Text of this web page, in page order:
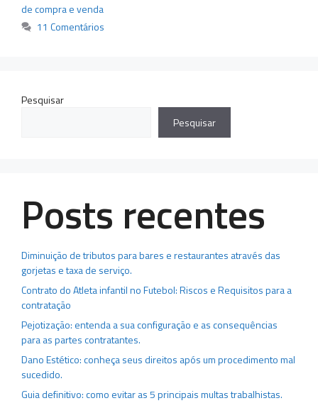
de compra e venda
11 Comentários
Pesquisar
Pesquisar
Posts recentes
Diminuição de tributos para bares e restaurantes através das
gorjetas e taxa de serviço.
Contrato do Atleta infantil no Futebol: Riscos e Requisitos para a
contratação
Pejotização: entenda a sua configuração e as consequências
para as partes contratantes.
Dano Estético: conheça seus direitos após um procedimento mal
sucedido.
Guia definitivo: como evitar as 5 principais multas trabalhistas.